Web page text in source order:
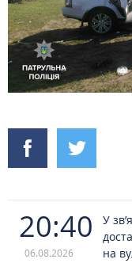
20:40
06.08.2026
У
на